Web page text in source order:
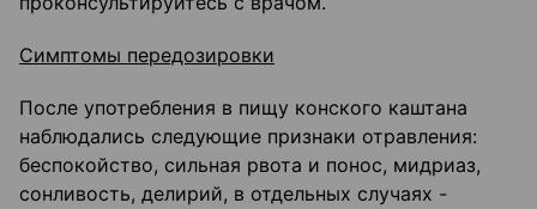
Симптомы передозировки
После употребления в пищу конского каштана
наблюдались следующие признаки отравления:
беспокойство, сильная рвота и понос, мидриаз,
сонливость, делирий, в отдельных случаях -